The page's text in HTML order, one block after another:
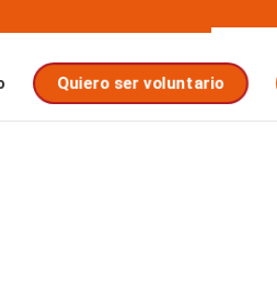
Quiero ser voluntario